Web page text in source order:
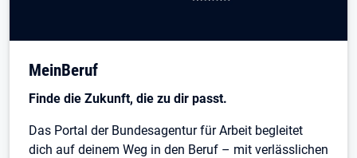
Öffnet in neuem Tab
MeinBeruf
Finde die Zukunft, die zu dir passt.
Das Portal der Bundesagentur für Arbeit begleitet
dich auf deinem Weg in den Beruf – mit verlässlichen